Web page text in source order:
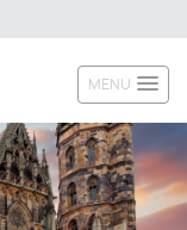
MENU